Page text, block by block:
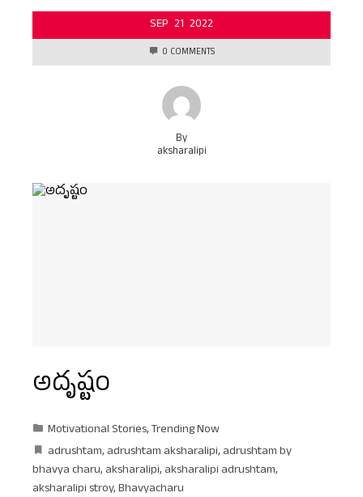
SEP 21 2022
0 COMMENTS
By
aksharalipi
అదృష్టం
Motivational Stories,Trending Now
adrushtam, adrushtam aksharalipi, adrushtam by
bhavya charu, aksharalipi, aksharalipi adrushtam,
aksharalipi stroy,Bhavyacharu